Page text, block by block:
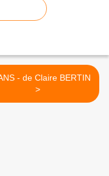
- de Claire BERTIN
>